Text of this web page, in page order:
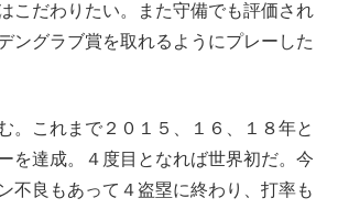
こだわりたい。また守備でも評価され
ングラブ賞を取れるようにプレーした
。これまで２０１５、１６、１８年と
を達成。４度目となれば世界初だ。今
不良もあって４盗塁に終わり、打率も